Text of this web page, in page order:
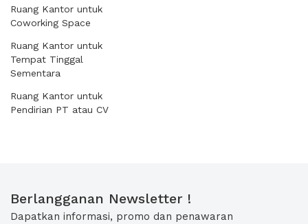
Ruang Kantor untuk
Coworking Space
Ruang Kantor untuk
Tempat Tinggal
Sementara
Ruang Kantor untuk
Pendirian PT atau CV
Berlangganan Newsletter !
Dapatkan informasi, promo dan penawaran